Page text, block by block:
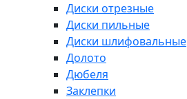
Диски отрезные
Диски пильные
Диски шлифовальные
Долото
Дюбеля
Заклепки